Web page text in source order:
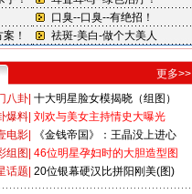
更多>>
八卦 十大明星脸女模揭晓（组图）
爆料 刘欢与美女主持情史大曝光
电影
《金钱帝国》：王晶没上进心
组图 46位明星孕妇时的大胆造型图
话题 20位银幕硬汉比拼阳刚美(图)